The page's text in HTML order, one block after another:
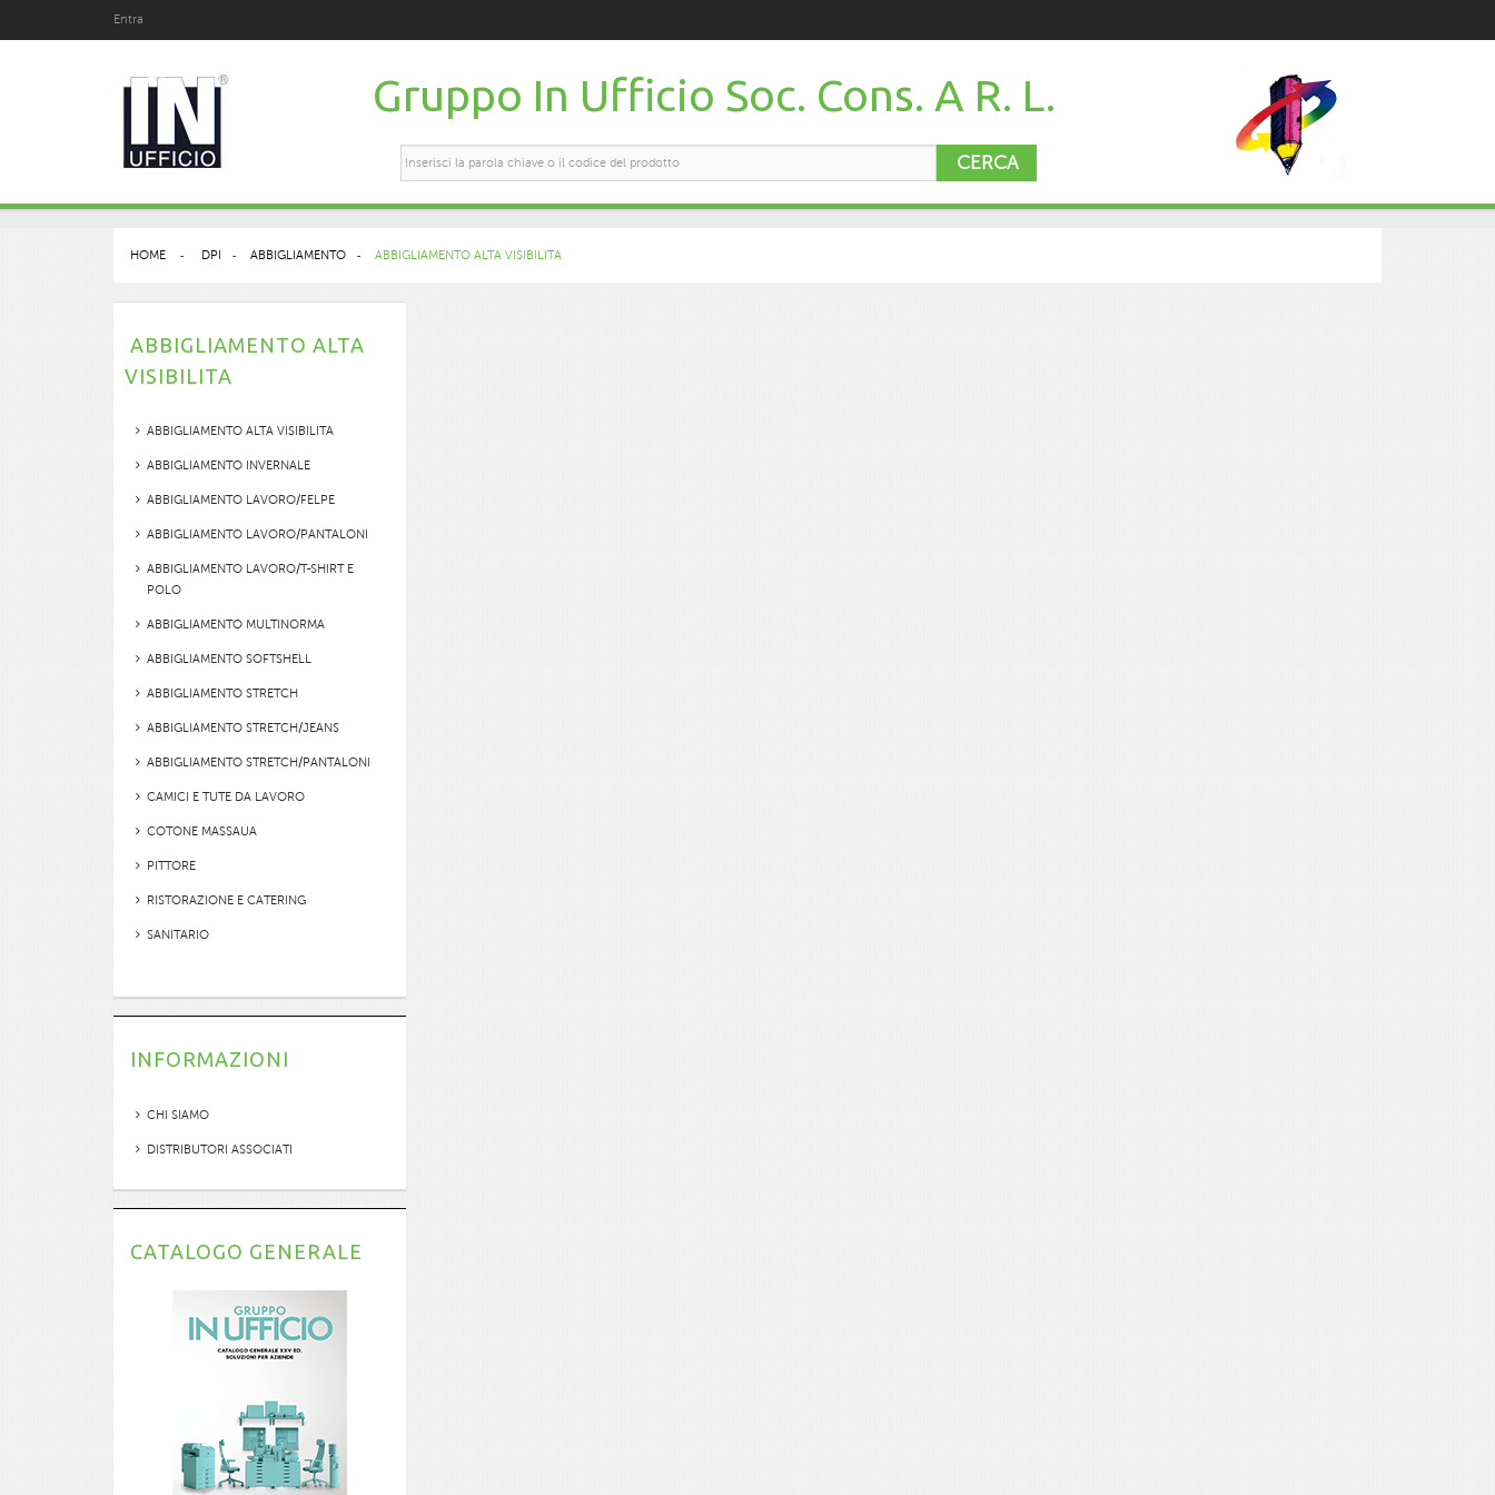
Entra
Gruppo In Ufficio Soc. Cons. A R. L.
CERCA
HOME > DPI > ABBIGLIAMENTO > ABBIGLIAMENTO ALTA VISIBILITA
ABBIGLIAMENTO ALTA
VISIBILITA
ABBIGLIAMENTO ALTA VISIBILITA
ABBIGLIAMENTO INVERNALE
ABBIGLIAMENTO LAVORO/FELPE
ABBIGLIAMENTO LAVORO/PANTALONI
ABBIGLIAMENTO LAVORO/T-SHIRT E
POLO
ABBIGLIAMENTO MULTINORMA
ABBIGLIAMENTO SOFTSHELL
ABBIGLIAMENTO STRETCH
ABBIGLIAMENTO STRETCH/JEANS
ABBIGLIAMENTO STRETCH/PANTALONI
CAMICI E TUTE DA LAVORO
COTONE MASSAUA
PITTORE
RISTORAZIONE E CATERING
SANITARIO
INFORMAZIONI
CHI SIAMO
DISTRIBUTORI ASSOCIATI
CATALOGO GENERALE